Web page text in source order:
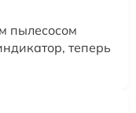
пылесосом
теперь